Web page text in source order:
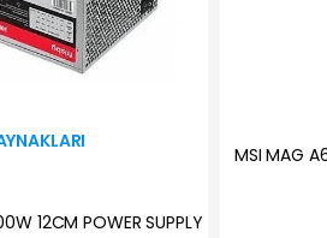
12CM POWER SUPPLY
MSI MAG